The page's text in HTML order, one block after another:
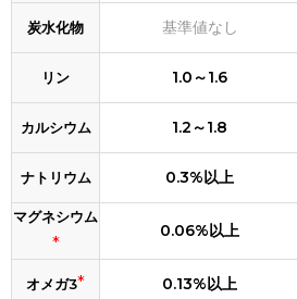
炭水化物 基準値なし
リン 1.0～1.6
カルシウム 1.2～1.8
ナトリウム 0.3%以上
マグネシウム
*
0.06%以上
オメガ3* 0.13%以上